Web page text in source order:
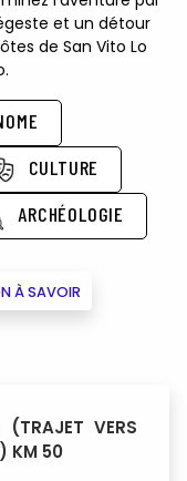
et un détour
de San Vito Lo
CULTURE
ARCHÉOLOGIE
À SAVOIR
VERS
KM 50